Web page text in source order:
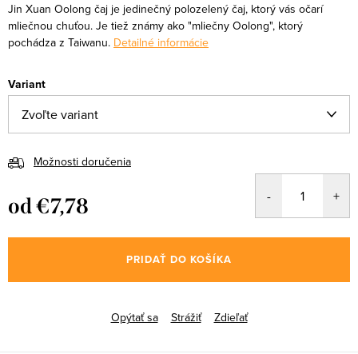
Jin Xuan Oolong čaj je jedinečný polozelený čaj, ktorý vás očarí
mliečnou chuťou. Je tiež známy ako "mliečny Oolong", ktorý
pochádza z Taiwanu. Detailné informácie
Variant
Možnosti doručenia
od€7,78
cena:
PRIDAŤ DO KOŠÍKA
Opýtať sa Strážiť Zdieľať